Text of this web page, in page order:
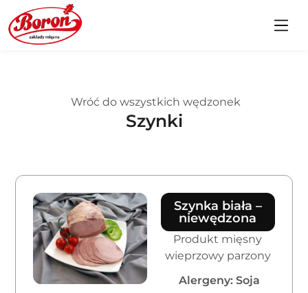
Wróć do wszystkich wędzonek
Szynki
Szynka biała –
niewędzona
Produkt mięsny
wieprzowy parzony
Alergeny: Soja